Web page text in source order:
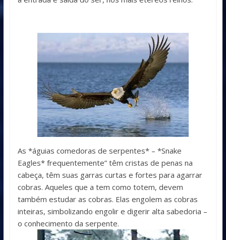
As *águias comedoras de serpentes* – *Snake
Eagles* frequentemente” têm cristas de penas na
cabeça, têm suas garras curtas e fortes para agarrar
cobras. Aqueles que a tem como totem, devem
também estudar as cobras. Elas engolem as cobras
inteiras, simbolizando engolir e digerir alta sabedoria –
o conhecimento da serpente.